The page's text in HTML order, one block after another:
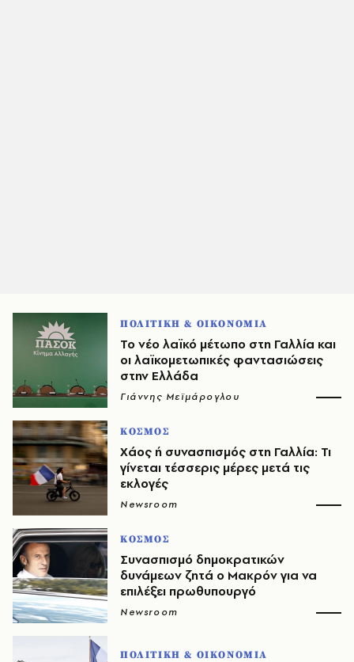
ΠΟΛΙΤΙΚΗ & ΟΙΚΟΝΟΜΙΑ
Το νέο λαϊκό μέτωπο στη Γαλλία και
οι λαϊκομετωπικές φαντασιώσεις
στην Ελλάδα
Γιάννης Μεϊμάρογλου
ΚΟΣΜΟΣ
Χάος ή συνασπισμός στη Γαλλία: Τι
γίνεται τέσσερις μέρες μετά τις
εκλογές
Newsroom
ΚΟΣΜΟΣ
Συνασπισμό δημοκρατικών
δυνάμεων ζητά ο Μακρόν για να
επιλέξει πρωθυπουργό
Newsroom
ΠΟΛΙΤΙΚΗ & ΟΙΚΟΝΟΜΙΑ